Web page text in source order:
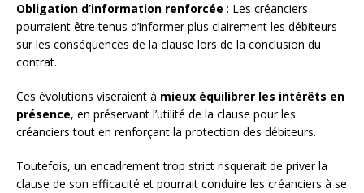
Obligation d’information renforcée : Les créanciers
pourraient être tenus d’informer plus clairement les débiteurs
sur les conséquences de la clause lors de la conclusion du
contrat.
Ces évolutions viseraient à mieux équilibrer les intérêts en
présence, en préservant l’utilité de la clause pour les
créanciers tout en renforçant la protection des débiteurs.
Toutefois, un encadrement trop strict risquerait de priver la
clause de son efficacité et pourrait conduire les créanciers à se